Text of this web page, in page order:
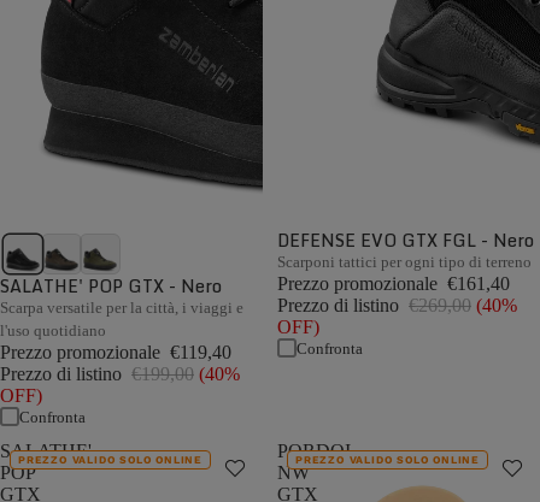
SALATHE' POP GTX - Nero
Scarpa versatile per la città, i viaggi e
l'uso quotidiano
Prezzo promozionale €119,40
Prezzo di listino €199,00 (40%
OFF)
Confronta
DEFENSE EVO GTX FGL - Nero
Scarponi tattici per ogni tipo di terreno
Prezzo promozionale €161,40
Prezzo di listino €269,00 (40%
OFF)
Confronta
SALATHE'
POP
GTX
PREZZO VALIDO SOLO ONLINE
PORDOI
NW
GTX
PREZZO VALIDO SOLO ONLINE